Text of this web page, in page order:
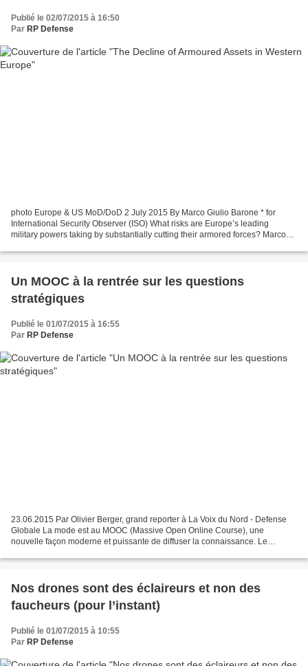
Publié le 02/07/2015 à 16:50
Par RP Defense
photo Europe & US MoD/DoD 2 July 2015 By Marco Giulio Barone * for
International Security Observer (ISO) What risks are Europe’s leading
military powers taking by substantially cutting their armored forces? Marco
Un MOOC à la rentrée sur les questions
stratégiques
Publié le 01/07/2015 à 16:55
Par RP Defense
23.06.2015 Par Olivier Berger, grand reporter à La Voix du Nord - Defense
Globale La mode est au MOOC (Massive Open Online Course), une
nouvelle façon moderne et puissante de diffuser la connaissance. Le
Nos drones sont des éclaireurs et non des
faucheurs (pour l’instant)
Publié le 01/07/2015 à 10:55
Par RP Defense